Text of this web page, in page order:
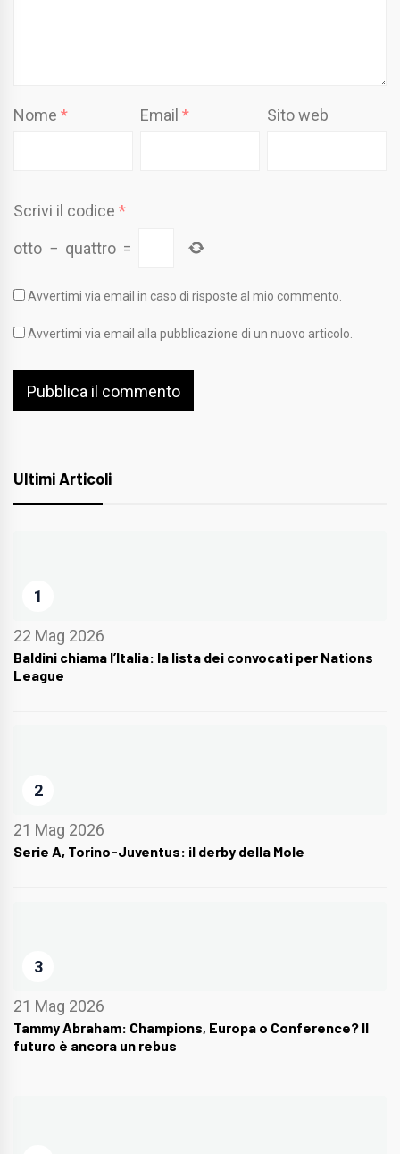
Nome * Email* Sito web
Scrivi il codice *
otto − quattro =
Avvertimi via email in caso di risposte al mio commento.
Avvertimi via email alla pubblicazione di un nuovo articolo.
Ultimi Articoli
1
22 Mag 2026
Baldini chiama l’Italia: la lista dei convocati per Nations
League
2
21 Mag 2026
Serie A, Torino-Juventus: il derby della Mole
3
21 Mag 2026
Tammy Abraham: Champions, Europa o Conference? Il
futuro è ancora un rebus